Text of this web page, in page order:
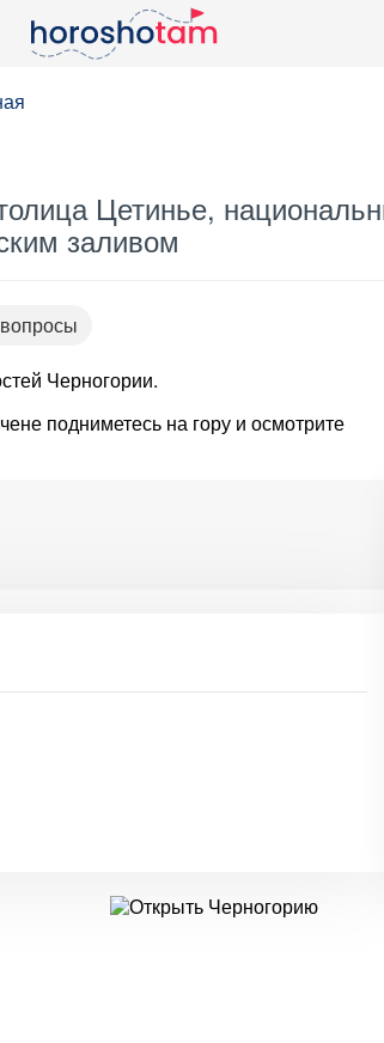
Цетинье,
заливом
Черногории.
подниметесь на гору и осмотрите